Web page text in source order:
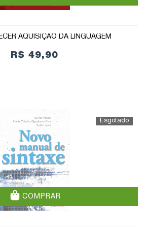
AQUISIÇÃO DA LINGUAGEM
R$ 49,90
COMPRAR